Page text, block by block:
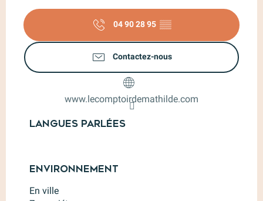
04 90 28 95 ▒▒
Contactez-nous
www.lecomptoirdemathilde.com
Langues parlées
Langues parlées
Environnement
Environnement
En ville